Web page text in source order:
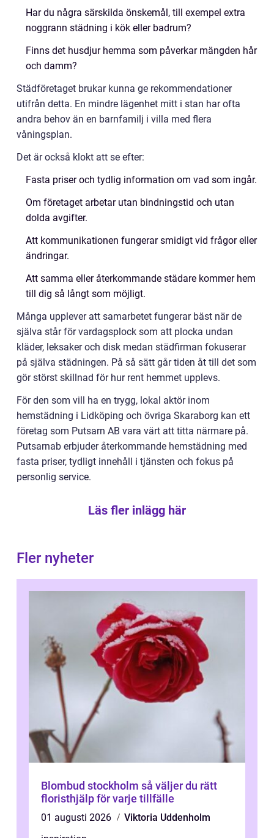
Har du några särskilda önskemål, till exempel extra
noggrann städning i kök eller badrum?
Finns det husdjur hemma som påverkar mängden hår
och damm?
Städföretaget brukar kunna ge rekommendationer
utifrån detta. En mindre lägenhet mitt i stan har ofta
andra behov än en barnfamilj i villa med flera
våningsplan.
Det är också klokt att se efter:
Fasta priser och tydlig information om vad som ingår.
Om företaget arbetar utan bindningstid och utan
dolda avgifter.
Att kommunikationen fungerar smidigt vid frågor eller
ändringar.
Att samma eller återkommande städare kommer hem
till dig så långt som möjligt.
Många upplever att samarbetet fungerar bäst när de
själva står för vardagsplock som att plocka undan
kläder, leksaker och disk medan städfirman fokuserar
på själva städningen. På så sätt går tiden åt till det som
gör störst skillnad för hur rent hemmet upplevs.
För den som vill ha en trygg, lokal aktör inom
hemstädning i Lidköping och övriga Skaraborg kan ett
företag som Putsarn AB vara värt att titta närmare på.
Putsarnab erbjuder återkommande hemstädning med
fasta priser, tydligt innehåll i tjänsten och fokus på
personlig service.
Läs fler inlägg här
Fler nyheter
Blombud stockholm så väljer du rätt
floristhjälp för varje tillfälle
01 augusti 2026
Viktoria Uddenholm